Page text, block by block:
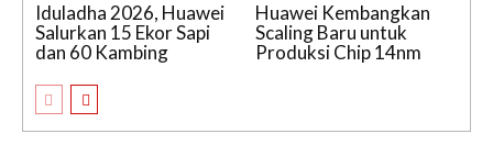
Iduladha 2026, Huawei
Salurkan 15 Ekor Sapi
dan 60 Kambing
Huawei Kembangkan
Scaling Baru untuk
Produksi Chip 14nm